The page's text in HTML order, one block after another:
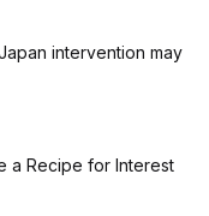
intervention may
a Recipe for Interest